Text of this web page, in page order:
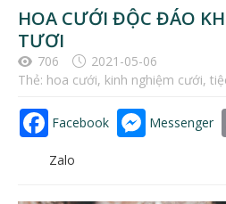
HOA CƯỚI ĐỘC ĐÁO
TƯƠI
706
2021-05-06
Thẻ: hoa cưới, kinh nghiệm cưới,
Facebook Messenger
Zalo